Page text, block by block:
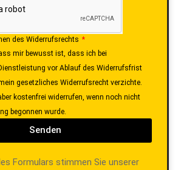
des Widerrufsrechts
mir bewusst ist, dass ich bei
vor Ablauf des Widerrufsfrist
gesetzliches Widerrufsrecht verzichte.
kostenfrei widerrufen, wenn noch nicht
begonnen wurde.
Senden
Formulars stimmen Sie unserer